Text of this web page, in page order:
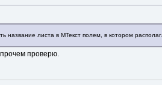
название листа в МТекст полем, в котором
проверю.